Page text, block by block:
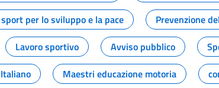
per lo sviluppo e la pace
Prevenzione
Lavoro sportivo Avviso pubblico
Maestri educazione motoria